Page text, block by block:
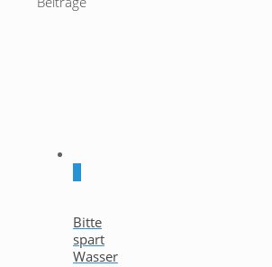
Bitte
spart
Wasser